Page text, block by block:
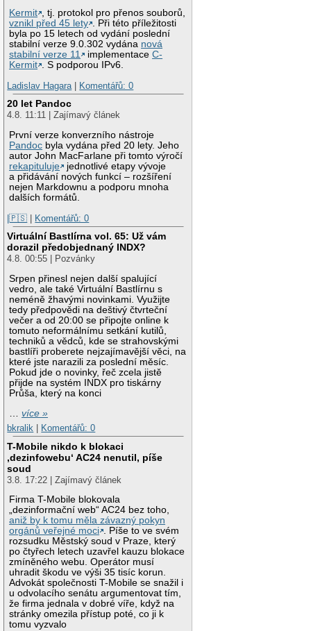
Kermit , tj. protokol pro přenos souborů,
vznikl před 45 lety . Při této příležitosti
byla po 15 letech od vydání poslední
stabilní verze 9.0.302 vydána nová
stabilní verze 11
implementaceC-
Kermit . S podporou IPv6.
Ladislav Hagara | Komentářů: 0
20 let Pandoc
4.8. 11:11 | Zajímavý článek
První verze konverzního nástroje
Pandoc byla vydána před 20 lety. Jeho
autor John MacFarlane při tomto výročí
rekapituluje
jednotlivé etapy vývoje
a přidávání nových funkcí – rozšíření
nejen Markdownu a podporu mnoha
dalších formátů.
|🇵🇸 | Komentářů: 0
Virtuální Bastlírna vol. 65: Už vám
dorazil předobjednaný INDX?
4.8. 00:55 | Pozvánky
Srpen přinesl nejen další spalující
vedro, ale také Virtuální Bastlírnu s
neméně žhavými novinkami. Využijte
tedy předpovědi na deštivý čtvrteční
večer a od 20:00 se připojte online k
tomuto neformálnímu setkání kutilů,
techniků a vědců, kde se strahovskými
bastlíři proberete nejzajímavější věci, na
které jste narazili za poslední měsíc.
Pokud jde o novinky, řeč zcela jistě
přijde na systém INDX pro tiskárny
Průša, který na konci
…více »
bkralik
Komentářů: 0
T-Mobile nikdo k blokaci
‚dezinfowebu‘ AC24 nenutil, píše
soud
3.8. 17:22 | Zajímavý článek
Firma T-Mobile blokovala
„dezinformační web“ AC24 bez toho,
aniž by k tomu měla závazný pokyn
orgánů veřejné moci . Píše to ve svém
rozsudku Městský soud v Praze, který
po čtyřech letech uzavřel kauzu blokace
zmíněného webu. Operátor musí
uhradit škodu ve výši 35 tisíc korun.
Advokát společnosti T-Mobile se snažil i
u odvolacího senátu argumentovat tím,
že firma jednala v dobré víře, když na
stránky omezila přístup poté, co ji k
tomu vyzvalo